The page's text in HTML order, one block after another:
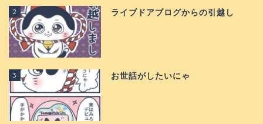
2 ライブドアブログからの引越し
3 お世話がしたいにゃ